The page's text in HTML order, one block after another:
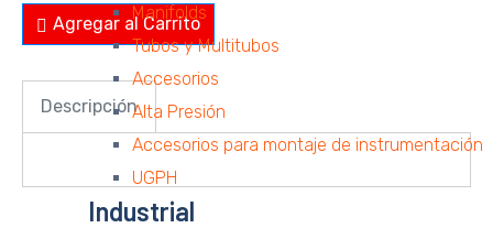
Manifolds
Tubos y Multitubos
Accesorios
Alta Presión
Accesorios para montaje de instrumentación
UGPH
Industrial
Presión
Agregar al Carrito
Descripción